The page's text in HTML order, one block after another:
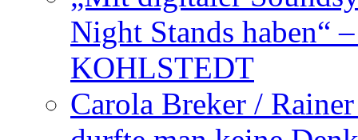
Night Stands haben“
KOHLSTEDT
Carola Breker /